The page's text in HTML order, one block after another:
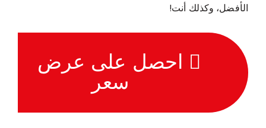
الأفضل، وكذلك أنت!
احصل على عرض
سعر